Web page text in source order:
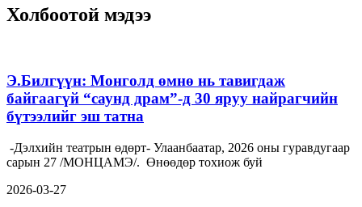
Холбоотой мэдээ
Э.Билгүүн: Монголд өмнө нь тавигдаж
байгаагүй “саунд драм”-д 30 яруу найрагчийн
бүтээлийг эш татна
-Дэлхийн театрын өдөрт- Улаанбаатар, 2026 оны гуравдугаар
сарын 27 /МОНЦАМЭ/. Өнөөдөр тохиож буй
2026-03-27